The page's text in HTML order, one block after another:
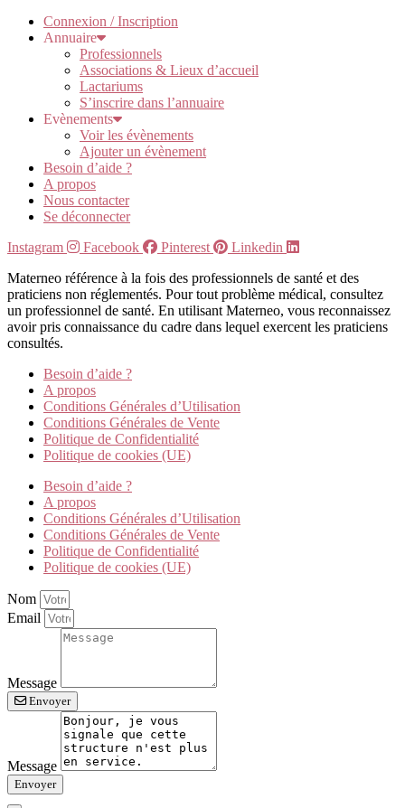
Connexion / Inscription
Annuaire
Professionnels
Associations & Lieux d’accueil
Lactariums
S’inscrire dans l’annuaire
Evènements
Voir les évènements
Ajouter un évènement
Besoin d’aide ?
A propos
Nous contacter
Se déconnecter
Instagram
Facebook Pinterest
Linkedin
Materneo référence à la fois des professionnels de santé et des
praticiens non réglementés. Pour tout problème médical, consultez
un professionnel de santé. En utilisant Materneo, vous reconnaissez
avoir pris connaissance du cadre dans lequel exercent les praticiens
consultés.
Besoin d’aide ?
A propos
Conditions Générales d’Utilisation
Conditions Générales de Vente
Politique de Confidentialité
Politique de cookies (UE)
Besoin d’aide ?
A propos
Conditions Générales d’Utilisation
Conditions Générales de Vente
Politique de Confidentialité
Politique de cookies (UE)
Nom
Email
Message
Envoyer
Message
Envoyer